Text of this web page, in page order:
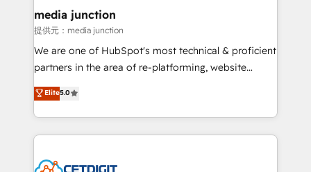
Mexico, USA, and Portugal—we've executed over a
hundred successful operations. Our approach,
rooted in RevOps principles, integrates analysis,
training, planning, and qualification. Leveraging
inbound marketing tactics, we focus on
understanding, nurturing, and converting leads.
competitive market.
media junction
提供元：media junction
We are one of HubSpot's most technical & proficient
partners in the area of re-platforming, website
design & development. We specialize in multi-hub
implementations for mid-market & enterprise
companies. We are woman-owned, powered by
coffee, and we ❤️ dogs. We produce award-winning
Impact Award 🏆2022 Technical Expertise Impact
Elite5.0